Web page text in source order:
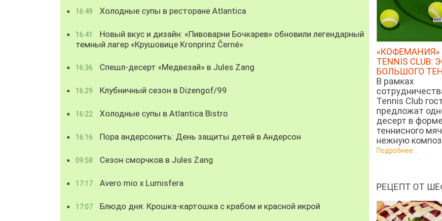
16:49 Холодные супы в ресторане Atlantica
16:41
Новый вкус и дизайн: «Пивоварни Бочкарев» обновили легендарный
темный лагер «Крушовице Kronprinz Černé»
16:36 Спешл-десерт «Медвезай» в Jules Zang
16:29 Клубничный сезон в Dizengof/99
16:22 Холодные супы в Atlantica Bistro
16:16 Пора андерсонить: День защиты детей в Андерсон
09:58 Сезон сморчков в Jules Zang
17:17 Avero mio x Lumisfera
17:07 Блюдо дня: Крошка-картошка с крабом и красной икрой
«КОФЕМАНИЯ»
TENNIS CLUB:
БОЛЬШОГО
В рамках
Tennis Club
предложат
десерт в форме
теннисного
нежную
Подробнее...
РЕЦЕПТ ОТ